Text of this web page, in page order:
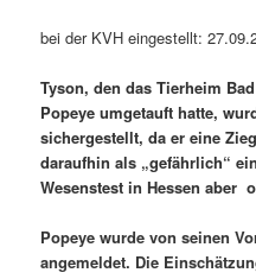
bei der KVH eingestellt:
Tyson, den das Tierheim
Popeye umgetauft hatte,
sichergestellt, da er eine
daraufhin als „gefährlich“
Wesenstest in Hessen aber
Popeye wurde von seinen
angemeldet. Die